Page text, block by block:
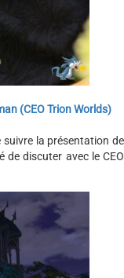
(CEO Trion Worlds)
la présentation de
de discuter avec le CEO